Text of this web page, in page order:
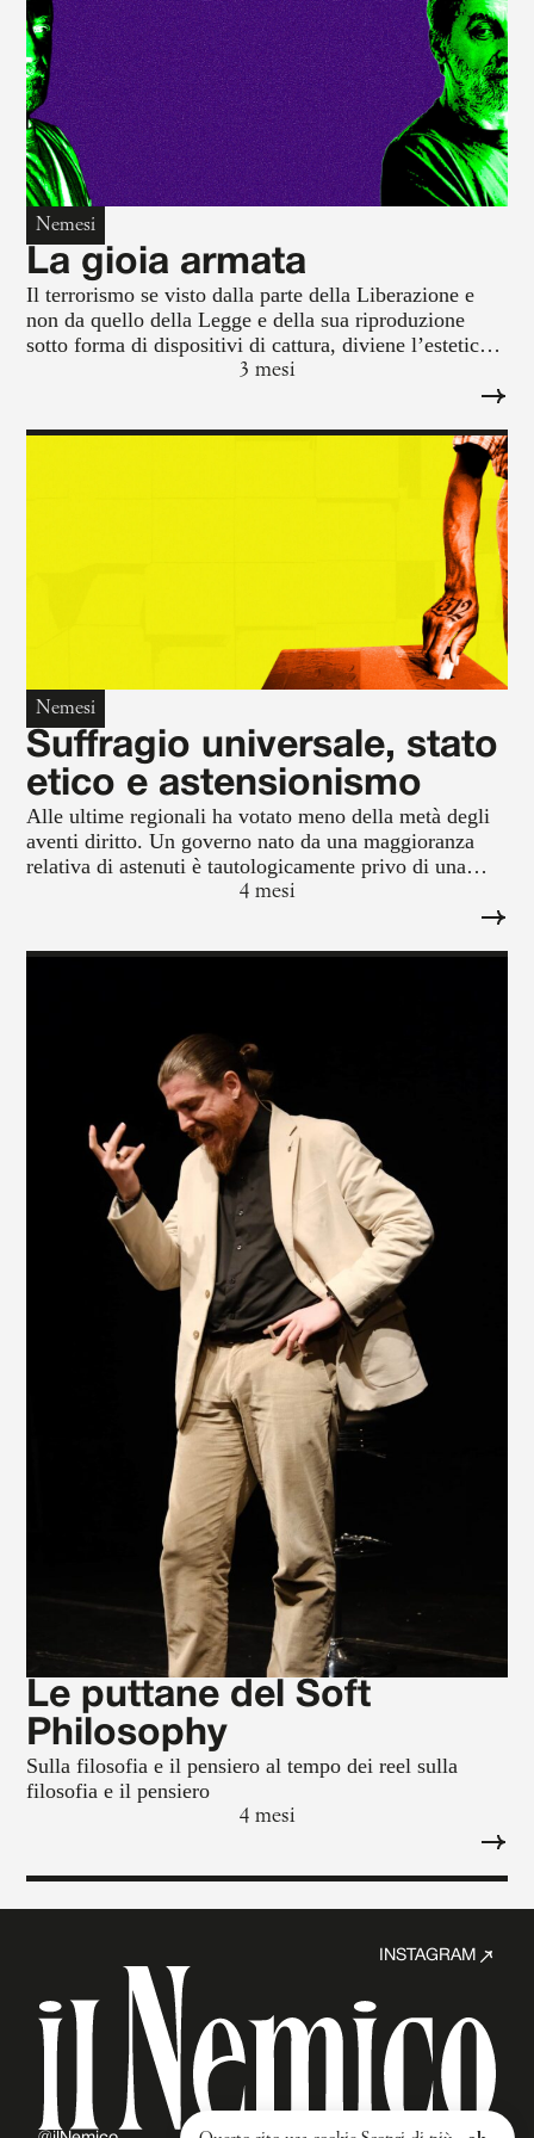
Nemesi
La gioia armata
Il terrorismo se visto dalla parte della Liberazione e
non da quello della Legge e della sua riproduzione
sotto forma di dispositivi di cattura, diviene l’estetica
della gioia spinozianamente concepita: fascio
d’intensità che non ha oggetto, né scopo, né sostanza,
3 mesi
Nemesi
Suffragio universale, stato
etico e astensionismo
Alle ultime regionali ha votato meno della metà degli
aventi diritto. Un governo nato da una maggioranza
relativa di astenuti è tautologicamente privo di una
legittimazione numerica.4 mesi
Le puttane del Soft
Philosophy
Sulla filosofia e il pensiero al tempo dei reel sulla
filosofia e il pensiero
4 mesi
INSTAGRAM